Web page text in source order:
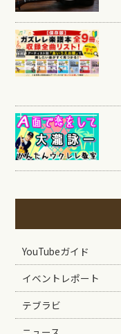
YouTubeガイド
イベントレポート
テブラビ